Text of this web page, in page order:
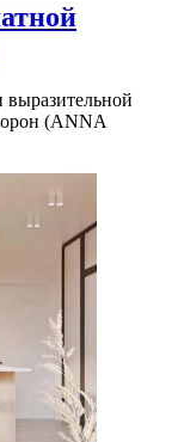
выразительной
(ANNA